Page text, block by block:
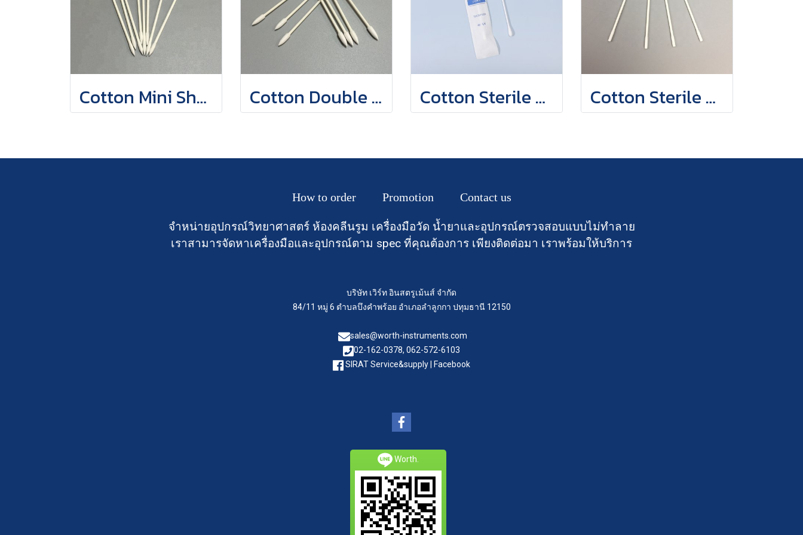
Cotton Mini Sharp Point Swab Cotton Double Tip Small Thin Swaps Cotton Sterile Clean Room Swab Cotton Sterile Clean Room Swab
How to order Promotion Contact us
จำหน่ายอุปกรณ์วิทยาศาสตร์ ห้องคลีนรูม เครื่องมือวัด น้ำยาและอุปกรณ์ตรวจสอบแบบไม่ทำลาย
เราสามารจัดหาเครื่องมือและอุปกรณ์ตาม spec ที่คุณต้องการ เพียงติดต่อมา เราพร้อมให้บริการ
บริษัท เวิร์ท อินสตรูเม้นส์ จำกัด
84/11 หมู่ 6 ตำบลบึงคำพร้อย อำเภอลำลูกกา ปทุมธานี 12150
sales@worth-instruments.com
02-162-0378, 062-572-6103
SIRAT Service&supply | Facebook
Worth.